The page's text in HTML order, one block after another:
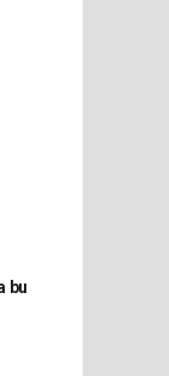
bu